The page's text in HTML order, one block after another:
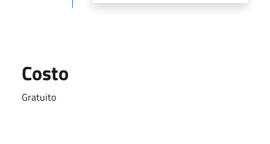
Costo
Gratuito